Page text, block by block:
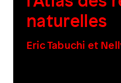
naturelles
Eric Tabuchi et